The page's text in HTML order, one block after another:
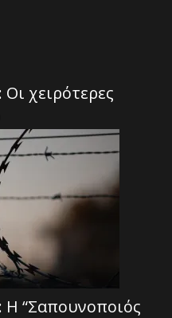
Οι χειρότερες
Η “Σαπουνοποιός